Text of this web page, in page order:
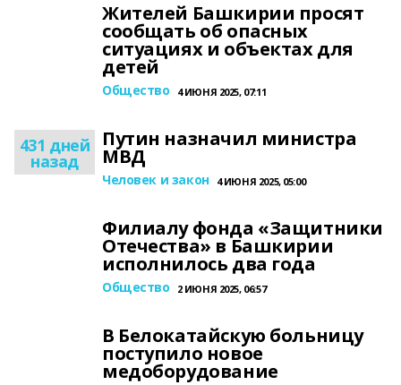
Жителей Башкирии просят
сообщать об опасных
ситуациях и объектах для
детей
Общество 4 ИЮНЯ 2025, 07:11
431 дней
назад
Путин назначил министра
МВД
Человек и закон 4 ИЮНЯ 2025, 05:00
Филиалу фонда «Защитники
Отечества» в Башкирии
исполнилось два года
Общество 2 ИЮНЯ 2025, 06:57
В Белокатайскую больницу
поступило новое
медоборудование